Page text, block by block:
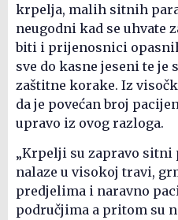
krpelja, malih sitnih
neugodni kad se uhvate
biti i prijenosnici
sve do kasne jeseni te je
zaštitne korake. Iz
da je povećan broj
upravo iz ovog razloga.
„Krpelji su zapravo sitni
nalaze u visokoj travi,
predjelima i naravno
područjima a pritom su